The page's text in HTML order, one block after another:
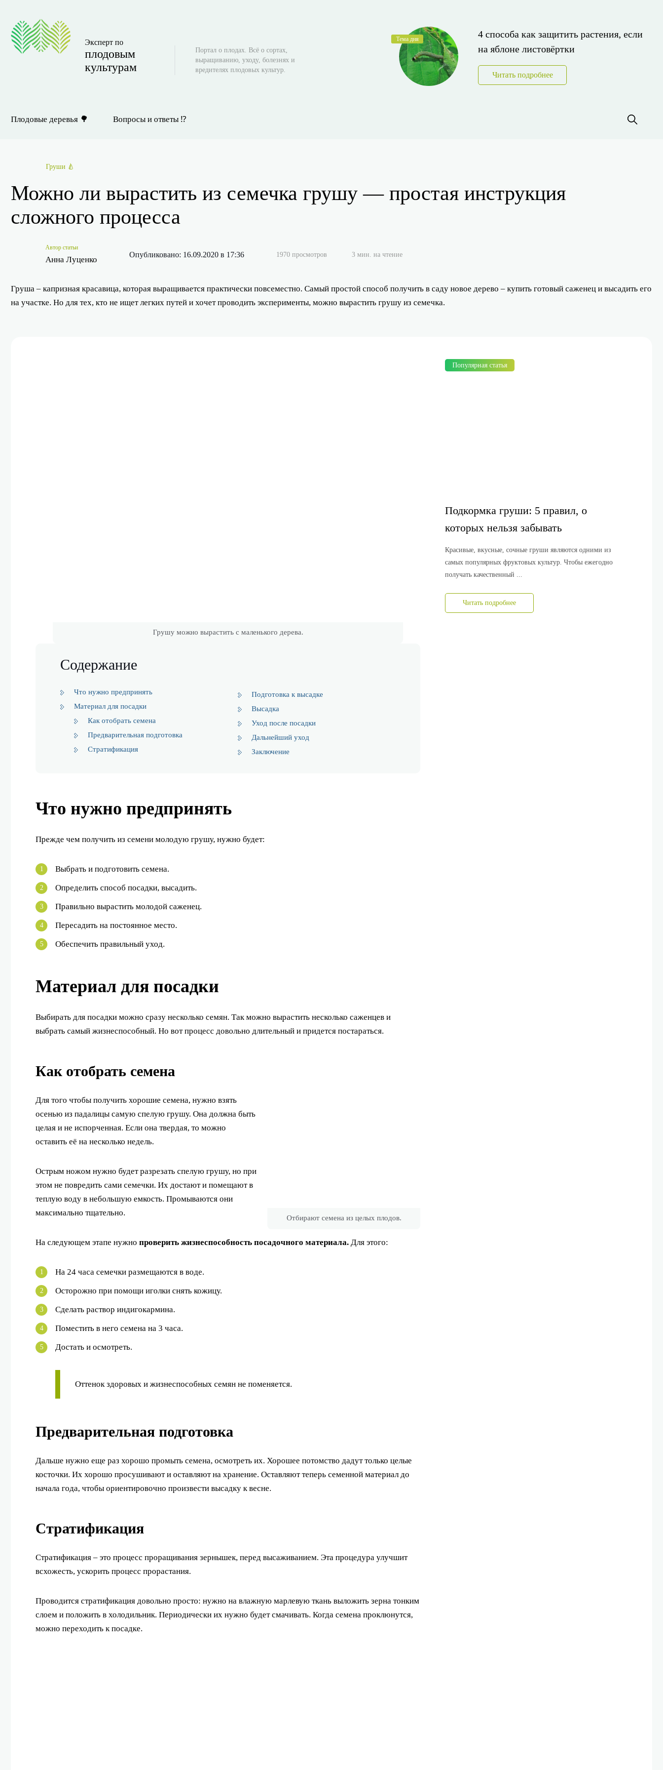
Эксперт по
плодовым
культурам
Портал о плодах. Всё о сортах,
выращиванию, уходу, болезнях и
вредителях плодовых культур.
4 способа как защитить растения, если
на яблоне листовёртки
Читать подробнее
Плодовые деревья 🌳 Вопросы и ответы ⁉
Груши 🍐
Можно ли вырастить из семечка грушу — простая инструкция
сложного процесса
Автор статьи
Анна Луценко
Опубликовано: 16.09.2020 в 17:36 1970 просмотров 3 мин. на чтение
Груша – капризная красавица, которая выращивается практически повсеместно. Самый простой способ получить в саду новое дерево – купить готовый саженец и высадить его
на участке. Но для тех, кто не ищет легких путей и хочет проводить эксперименты, можно вырастить грушу из семечка.
Грушу можно вырастить с маленького дерева.
Содержание
Что нужно предпринять
Материал для посадки
Как отобрать семена
Предварительная подготовка
Стратификация
Подготовка к высадке
Высадка
Уход после посадки
Дальнейший уход
Заключение
Что нужно предпринять
Прежде чем получить из семени молодую грушу, нужно будет:
Выбрать и подготовить семена.
Определить способ посадки, высадить.
Правильно вырастить молодой саженец.
Пересадить на постоянное место.
Обеспечить правильный уход.
Материал для посадки
Выбирать для посадки можно сразу несколько семян. Так можно вырастить несколько саженцев и
выбрать самый жизнеспособный. Но вот процесс довольно длительный и придется постараться.
Как отобрать семена
Отбирают семена из целых плодов.
Для того чтобы получить хорошие семена, нужно взять
осенью из падалицы самую спелую грушу. Она должна быть
целая и не испорченная. Если она твердая, то можно
оставить её на несколько недель.
Острым ножом нужно будет разрезать спелую грушу, но при
этом не повредить сами семечки. Их достают и помещают в
теплую воду в небольшую емкость. Промываются они
максимально тщательно.
На следующем этапе нужно проверить жизнеспособность посадочного материала. Для этого:
На 24 часа семечки размещаются в воде.
Осторожно при помощи иголки снять кожицу.
Сделать раствор индигокармина.
Поместить в него семена на 3 часа.
Достать и осмотреть.
Оттенок здоровых и жизнеспособных семян не поменяется.
Предварительная подготовка
Дальше нужно еще раз хорошо промыть семена, осмотреть их. Хорошее потомство дадут только целые
косточки. Их хорошо просушивают и оставляют на хранение. Оставляют теперь семенной материал до
начала года, чтобы ориентировочно произвести высадку к весне.
Стратификация
Стратификация – это процесс проращивания зернышек, перед высаживанием. Эта процедура улучшит
всхожесть, ускорить процесс прорастания.
Проводится стратификация довольно просто: нужно на влажную марлевую ткань выложить зерна тонким
слоем и положить в холодильник. Периодически их нужно будет смачивать. Когда семена проклюнутся,
можно переходить к посадке.
Подкормка груши: 5 правил, о
которых нельзя забывать
Красивые, вкусные, сочные груши являются одними из
самых популярных фруктовых культур. Чтобы ежегодно
получать качественный ...
Читать подробнее